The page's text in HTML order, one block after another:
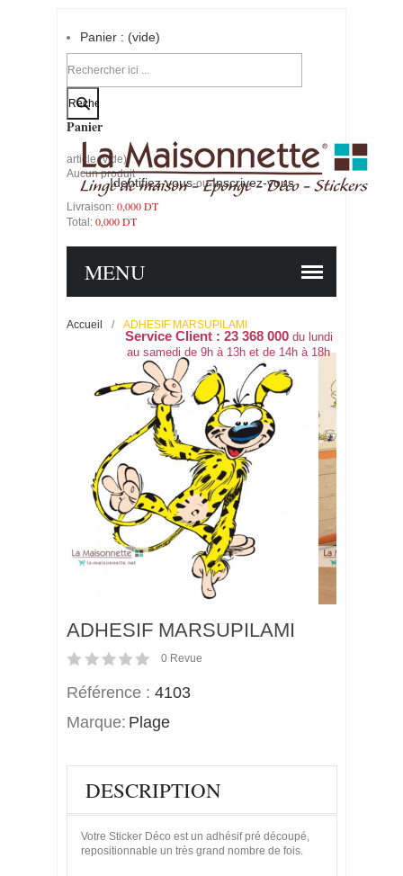
Identifiez-vous-ou-Inscrivez-vous
Panier : (vide)
Votre compte
Panier
article (vide)
Aucun produit
Livraison: 0,000 DT
Total: 0,000 DT
Service Client : 23 368 000du lundi
au samedi de 9h à 13h et de 14h à 18h
MENU
Accueil / ADHESIF MARSUPILAMI
ADHESIF MARSUPILAMI
0 Revue
Référence : 4103
Marque: Plage
DESCRIPTION
Votre Sticker Déco est un adhésif pré découpé,
repositionnable un très grand nombre de fois.